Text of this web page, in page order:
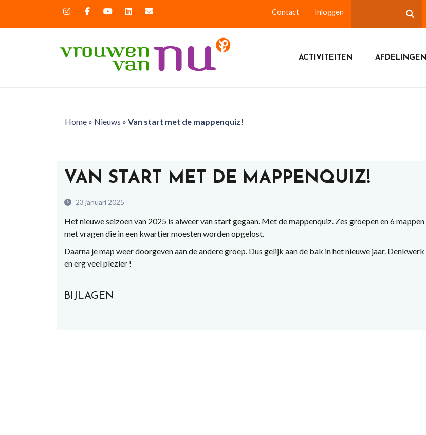
Contact Inloggen
ACTIVITEITEN AFDELINGEN
Home» Nieuws » Van start met de mappenquiz!
VAN START MET DE MAPPENQUIZ!
23 januari 2025
Het nieuwe seizoen van 2025 is alweer van start gegaan. Met de mappenquiz. Zes groepen en 6 mappen
met vragen die in een kwartier moesten worden opgelost.
Daarna je map weer doorgeven aan de andere groep. Dus gelijk aan de bak in het nieuwe jaar. Denkwerk
en erg veel plezier !
BIJLAGEN